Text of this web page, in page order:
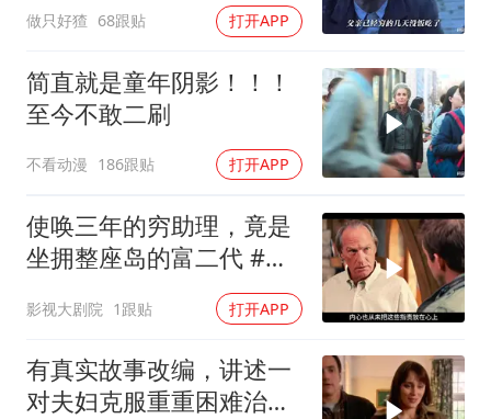
做只好猹 68跟贴 打开APP
简直就是童年阴影！！！
至今不敢二刷
不看动漫 186跟贴 打开APP
使唤三年的穷助理，竟是
坐拥整座岛的富二代 #电
影视大剧院 1跟贴 打开APP
有真实故事改编，讲述一
对夫妇克服重重困难治疗